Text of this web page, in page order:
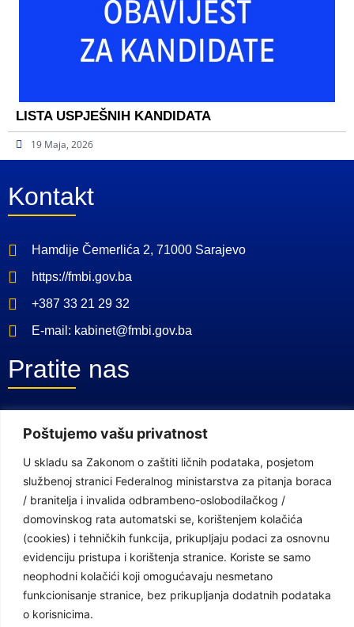
Poštujemo vašu privatnost
U skladu sa Zakonom o zaštiti ličnih podataka, posjetom
službenoj stranici Federalnog ministarstva za pitanja boraca
/ branitelja i invalida odbrambeno-oslobodilačkog /
domovinskog rata automatski se, korištenjem kolačića
(cookies) i tehničkih funkcija, prikupljaju podaci za osnovnu
evidenciju pristupa i korištenja stranice. Koriste se samo
neophodni kolačići koji omogućavaju nesmetano
funkcionisanje stranice, bez prikupljanja dodatnih podataka
o korisnicima.
LISTA USPJEŠNIH KANDIDATA
19 Maja, 2026
Kontakt
Hamdije Čemerlića 2, 71000 Sarajevo
https://fmbi.gov.ba
+387 33 21 29 32
E-mail: kabinet@fmbi.gov.ba
Pratite nas
Linkovi
Vlada Federacije Bosne i Hercegovine
Federalno ministarstvo finansija
Federalni zavod za penzijsko i invalidsko osiguranje
Federalno ministarstvo rada i socijalne politike